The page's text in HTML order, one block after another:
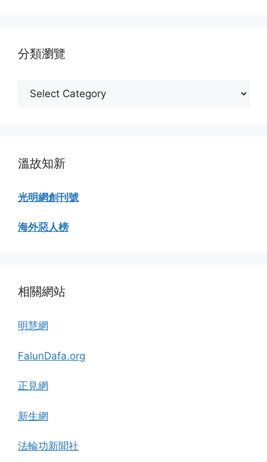
分類瀏覽
溫故知新
光明網創刊號
海外惡人榜
相關網站
明慧網
FalunDafa.org
正見網
新生網
法輪功新聞社